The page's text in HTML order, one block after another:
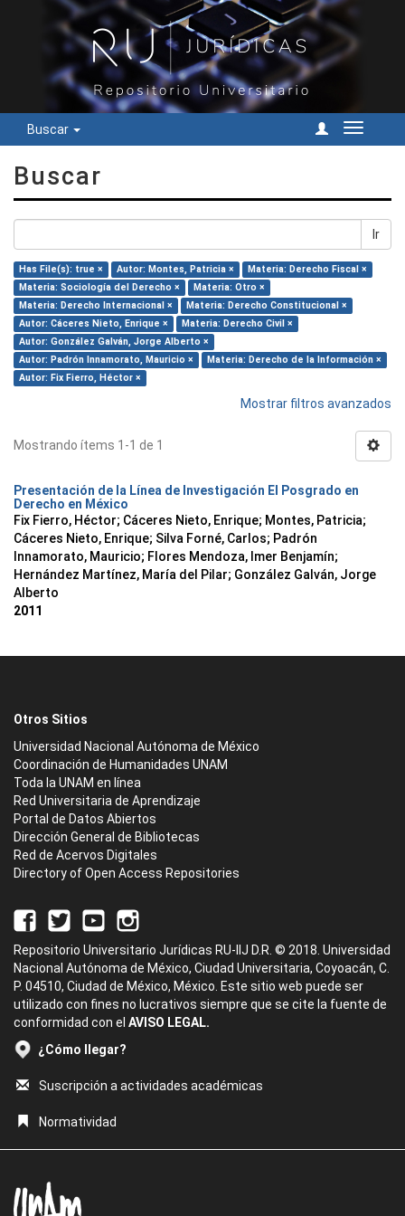
Buscar
Cambiar
Buscar
Ir
Has File(s): true × Autor: Montes, Patricia ×
Materia: Derecho Fiscal ×
Materia: Sociología del Derecho ×
Materia: Otro ×
Materia: Derecho Internacional ×
Materia: Derecho Constitucional ×
Autor: Cáceres Nieto, Enrique ×
Materia: Derecho Civil ×
Autor: González Galván, Jorge Alberto ×
Autor: Padrón Innamorato, Mauricio ×
Materia: Derecho de la Información ×
Autor: Fix Fierro, Héctor ×
Mostrar filtros avanzados
Mostrando ítems 1-1 de 1
Presentación de la Línea de Investigación El Posgrado en
Derecho en México
Fix Fierro, Héctor; Cáceres Nieto, Enrique; Montes, Patricia;
Cáceres Nieto, Enrique; Silva Forné, Carlos; Padrón
Innamorato, Mauricio; Flores Mendoza, Imer Benjamín;
Hernández Martínez, María del Pilar; González Galván, Jorge
Alberto
2011
Otros Sitios
Universidad Nacional Autónoma de México
Coordinación de Humanidades UNAM
Toda la UNAM en línea
Red Universitaria de Aprendizaje
Portal de Datos Abiertos
Dirección General de Bibliotecas
Red de Acervos Digitales
Directory of Open Access Repositories
Repositorio Universitario Jurídicas RU-IIJ D.R. © 2018. Universidad
Nacional Autónoma de México, Ciudad Universitaria, Coyoacán, C.
P. 04510, Ciudad de México, México. Este sitio web puede ser
utilizado con fines no lucrativos siempre que se cite la fuente de
conformidad con el AVISO LEGAL.
¿Cómo llegar?
Suscripción a actividades académicas
Normatividad